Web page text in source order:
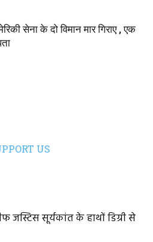
सेना के दो विमान मार गिराए , एक
US
जस्टिस सूर्यकांत के हाथों डिग्री से